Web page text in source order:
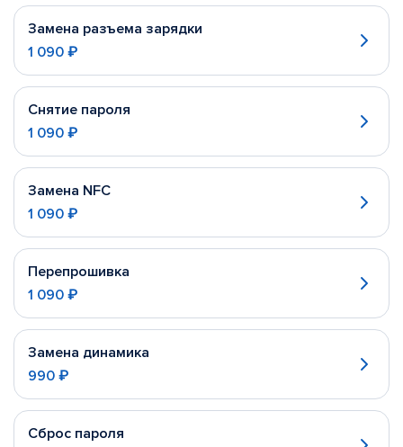
Замена разъема зарядки
1 090 ₽
Снятие пароля
1 090 ₽
Замена NFC
1 090 ₽
Перепрошивка
1 090 ₽
Замена динамика
990 ₽
Сброс пароля